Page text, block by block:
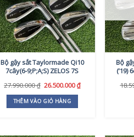
Bộ gậy sắt Taylormade Qi10
7cây(6-9;P;A;S) ZELOS 7S
27.990.000₫ Giá
là:
27.990.000 ₫.
26.500.000₫Giá
THÊM VÀO GIỎ HÀNG
Bộ
(’19)